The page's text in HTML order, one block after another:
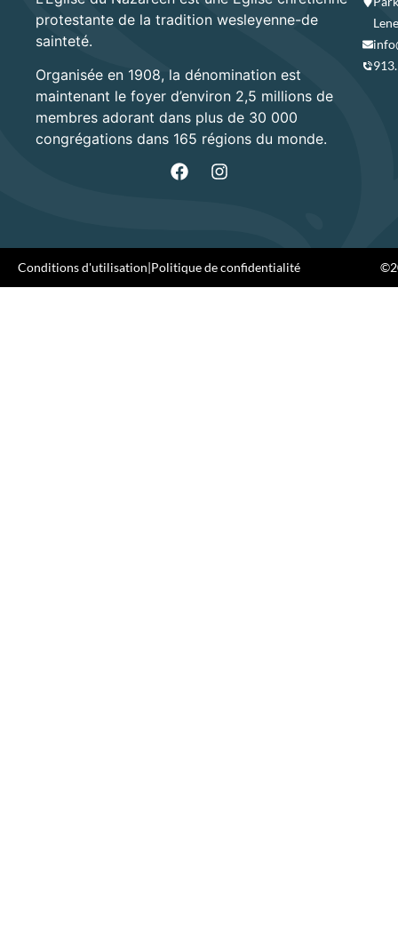
protestante de la tradition wesleyenne-de
sainteté.
Organisée en 1908, la dénomination est
maintenant le foyer d’environ 2,5 millions de
membres adorant dans plus de 30 000
congrégations dans 165 régions du monde.
Conditions d'utilisation|Politique de confidentialité